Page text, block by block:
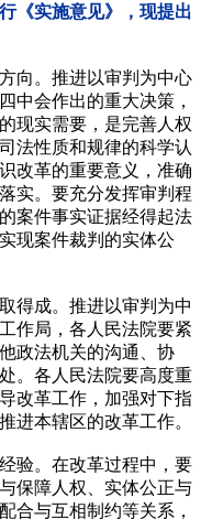
《实施意见》，现提出
。推进以审判为中心
中会作出的重大决策，
现实需要，是完善人权
法性质和规律的科学认
改革的重要意义，准确
实。要充分发挥审判程
案件事实证据经得起法
现案件裁判的实体公
成。推进以审判为中
作局，各人民法院要紧
政法机关的沟通、协
。各人民法院要高度重
改革工作，加强对下指
进本辖区的改革工作。
。在改革过程中，要
保障人权、实体公正与
合与互相制约等关系，